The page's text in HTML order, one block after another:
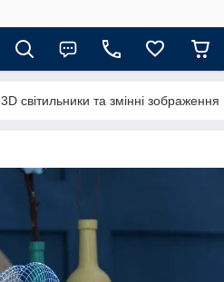
3D світильники та змінні зображення